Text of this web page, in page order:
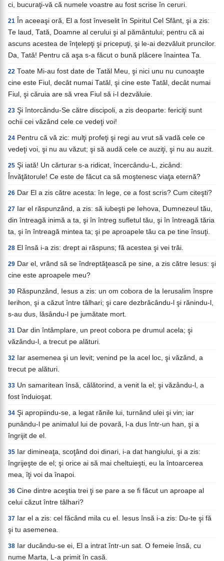
ci, bucuraţi-vă că numele voastre au fost scrise în ceruri.
21
În aceeaşi oră, El a fost înveselit în Spiritul Cel Sfânt, şi a zis:
Te laud, Tată, Doamne al cerului şi al pământului; pentru că ai
ascuns acestea de înţelepţi şi pricepuţi, şi le-ai dezvăluit pruncilor.
Da, Tată! Pentru că aşa s-a făcut o bună plăcere înaintea Ta.
22 Toate Mi-au fost date de Tatăl Meu, şi nici unu nu cunoaşte
cine este Fiul, decât numai Tatăl, şi cine este Tatăl, decât numai
Fiul, şi căruia are să vrea Fiul să i-l dezvăluie.
23 Şi întorcându-Se către discipoli, a zis deoparte: fericiţi sunt
ochii cei văzând cele ce vedeţi voi!
24 Pentru că vă zic: mulţi profeţi şi regi au vrut să vadă cele ce
vedeţi voi, şi nu au văzut; şi să audă cele ce auziţi, şi nu au auzit.
25 Şi iată! Un cărturar s-a ridicat, încercându-L, zicând:
Învăţătorule! Ce este de făcut ca să moştenesc viaţa eternă?
26 Dar El a zis către acesta: în lege, ce a fost scris? Cum citeşti?
27 Iar el răspunzând, a zis: să iubeşti pe Iehova, Dumnezeul tău,
din întreagă inimă a ta, şi în întreg sufletul tău, şi în întreagă tăria
ta, şi în întreagă mintea ta; şi pe aproapele tău ca pe tine însuţi.
28 El însă i-a zis: drept ai răspuns; fă acestea şi vei trăi.
29 Dar el, vrând să se îndreptăţească pe sine, a zis către Iesus: şi
cine este aproapele meu?
30 Răspunzând, Iesus a zis: un om cobora de la Ierusalim înspre
Ierihon, şi a căzut între tâlhari; şi care dezbrăcându-l şi rănindu-l,
s-au dus, lăsându-l pe jumătate mort.
31 Dar din întâmplare, un preot cobora pe drumul acela; şi
văzându-l, a trecut pe alături.
32 Iar asemenea şi un levit; venind pe la acel loc, şi văzând, a
trecut pe alături.
33 Un samaritean însă, călătorind, a venit la el; şi văzându-l, a
fost înduioşat.
34 Şi apropiindu-se, a legat rănile lui, turnând ulei şi vin; iar
punându-l pe animalul lui de povară, l-a dus într-un han, şi a
îngrijit de el.
35 Iar dimineaţa, scoţând doi dinari, i-a dat hangiului, şi a zis:
îngrijeşte de el; şi orice ai să mai cheltuieşti, eu la întoarcerea
mea, îţi voi da înapoi.
36 Cine dintre aceştia trei ţi se pare a se fi făcut un aproape al
celui căzut între tâlhari?
37 Iar el a zis: cel făcând mila cu el. Iesus însă i-a zis: Du-te şi fă
şi tu asemenea.
38 Iar ducându-se ei, El a intrat într-un sat. O femeie însă, cu
nume Marta, L-a primit în casă.